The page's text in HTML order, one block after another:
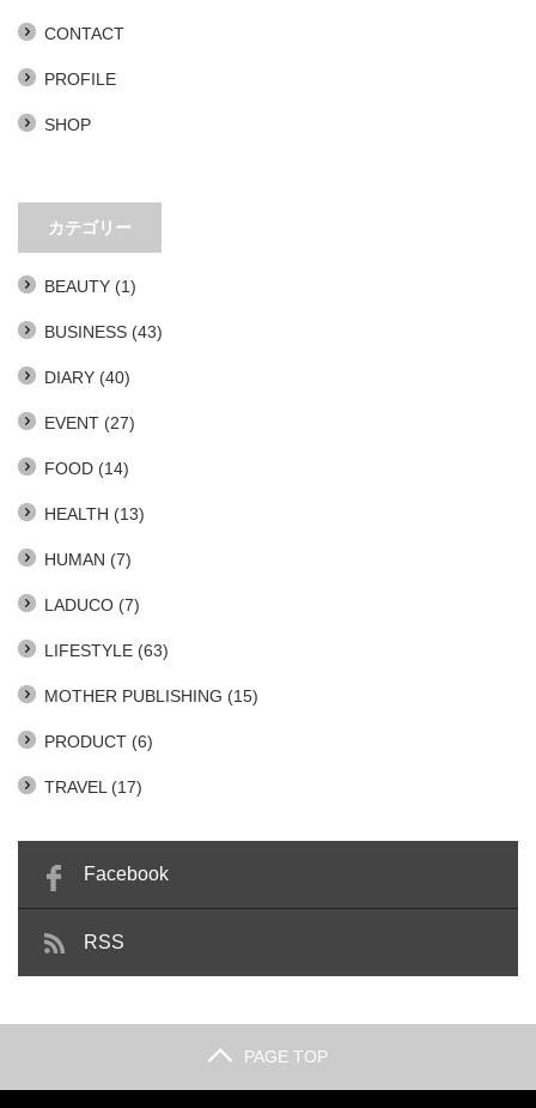
CONTACT
PROFILE
SHOP
カテゴリー
BEAUTY (1)
BUSINESS (43)
DIARY (40)
EVENT (27)
FOOD (14)
HEALTH (13)
HUMAN (7)
LADUCO (7)
LIFESTYLE (63)
MOTHER PUBLISHING (15)
PRODUCT (6)
TRAVEL (17)
Facebook
RSS
PAGE TOP